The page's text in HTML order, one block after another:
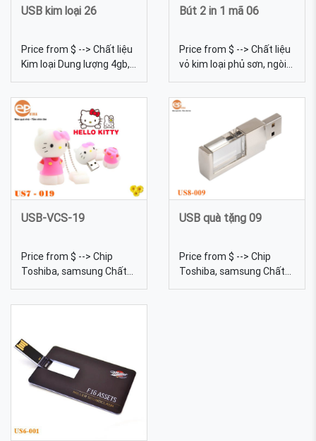
USB kim loại 26
Price from $ --> Chất liệu
Kim loại Dung lượng 4gb,
8gb, 16gb, 32gb, 64gb...
tự chọn màu sắc Quy
cách In lưới, khắc laser
Bút 2 in 1 mã 06
Price from $ --> Chất liệu
vỏ kim loại phủ sơn, ngòi
bi. Dung lượng 4gb, 8gb,
sắc Đa dạng, được tự
chọn màu sắc Bút 2 in 1
USB-VCS-19
Price from $ --> Chip
Toshiba, samsung Chất
liệu Cao su Dung lượng
Quy cách In lưới USB cao
su 19 - sản xuất USB cao
su giá rẻ tại EPVINA
USB quà tặng 09
Price from $ --> Chip
Toshiba, samsung Chất
liệu Pha lê Dung lượng